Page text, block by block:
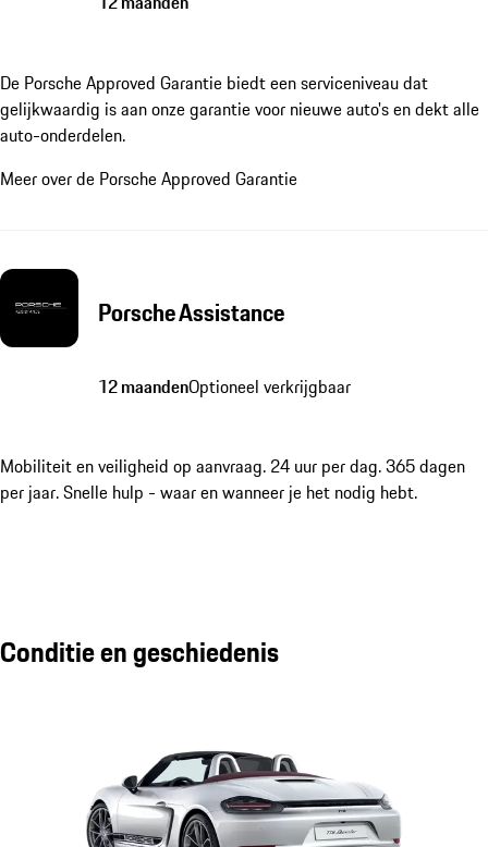
De Porsche Approved Garantie biedt een serviceniveau dat
gelijkwaardig is aan onze garantie voor nieuwe auto's en dekt alle
auto-onderdelen.
Meer over de Porsche Approved Garantie
Porsche Assistance
12 maandenOptioneel verkrijgbaar
Mobiliteit en veiligheid op aanvraag. 24 uur per dag. 365 dagen
per jaar. Snelle hulp - waar en wanneer je het nodig hebt.
Conditie en geschiedenis